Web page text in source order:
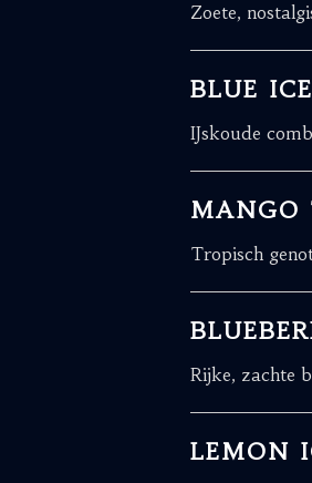
Zoete,
BLUE
IJskoude
MANGO
Tropisch
Rijke, zachte
LEMON